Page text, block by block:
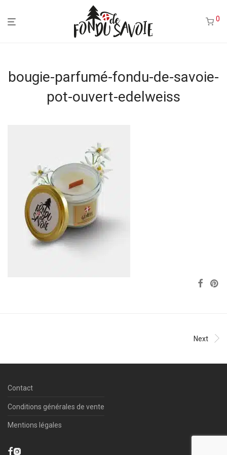
0
bougie-parfumé-fondu-de-savoie-
pot-ouvert-edelweiss
Next
Contact
Conditions générales de vente
Mentions légales